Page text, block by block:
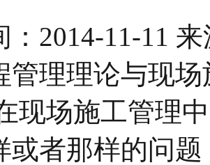
2014-11-11 来
管理理论与现
现场施工管理
或者那样的问